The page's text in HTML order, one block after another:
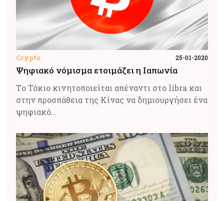
Crypto 25-01-2020
Ψηφιακό νόμισμα ετοιμάζει η Ιαπωνία
Tο Τόκιο κινητοποιείται απέναντι στο libra και
στην προσπάθεια της Κίνας να δημιουργήσει ένα
ψηφιακό…